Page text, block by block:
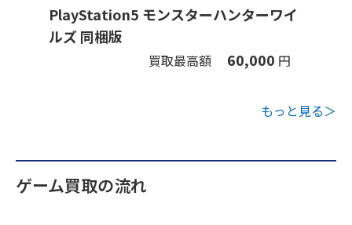
PlayStation5 モンスターハンターワイ
ルズ 同梱版
買取最高額 60,000 円
もっと見る＞
ゲーム買取の流れ